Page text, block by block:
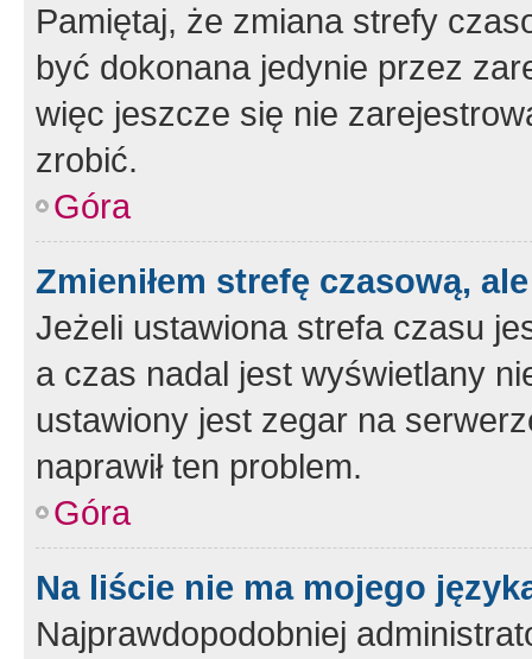
Pamiętaj, że zmiana strefy
być dokonana jedynie przez
więc jeszcze się nie
zrobić.
Góra
Zmieniłem strefę czasową,
Jeżeli ustawiona strefa czasu
a czas nadal jest wyświetlany
ustawiony jest zegar na
naprawił ten problem.
Góra
Na liście nie ma mojego
Najprawdopodobniej